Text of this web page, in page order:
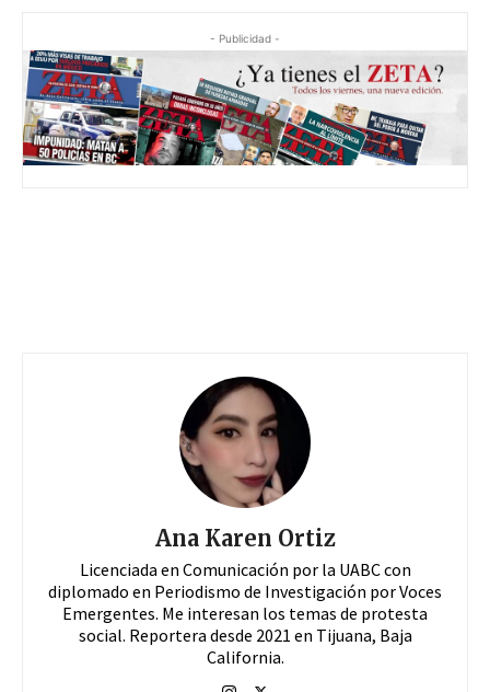
- Publicidad -
Ana Karen Ortiz
Licenciada en Comunicación por la UABC con
diplomado en Periodismo de Investigación por Voces
Emergentes. Me interesan los temas de protesta
social. Reportera desde 2021 en Tijuana, Baja
California.